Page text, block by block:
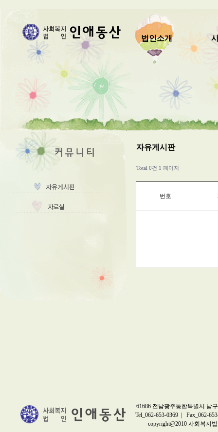
법인소개
자유게시판
Total 0건 1 페이지
번호
61686 전남광주통합특별시 남
Tel_062-653-0369 | Fax_062-
copyright@2010 사회복지